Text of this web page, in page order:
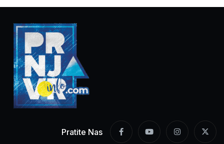
Pratite Nas